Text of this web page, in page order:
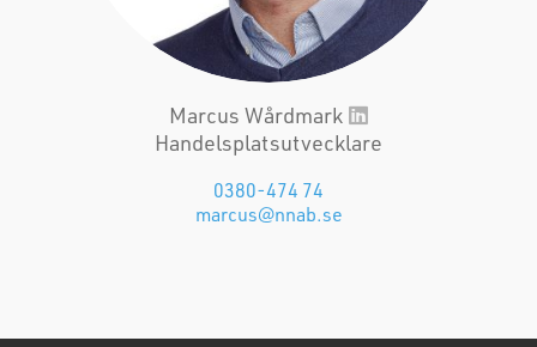
Marcus Wårdmark
Handelsplatsutvecklare
0380-474 74
marcus@nnab.se